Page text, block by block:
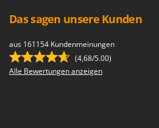
Rasensodenschneider
Rasentrimmer -
Rasentrimmer -
Girmi
Goodyear
GRAEF
Gre
Das sagen unsere Kunden
aus 161154 Kundenmeinungen
(4,68/5.00)
Alle Bewertungen anzeigen